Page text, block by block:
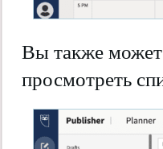
Вы также
просмотреть